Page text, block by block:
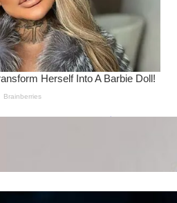
Wanita Pamer Pakaian
Kepribadian